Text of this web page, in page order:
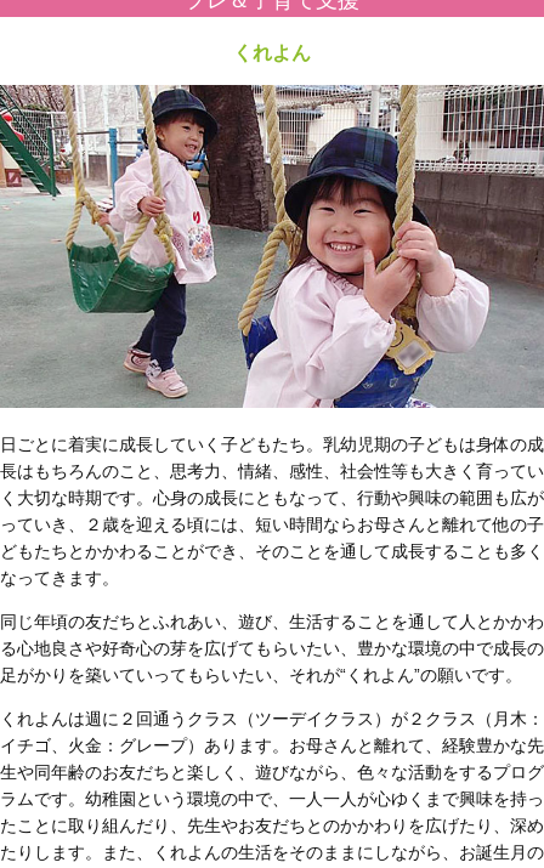
くれよん
日ごとに着実に成長していく子どもたち。乳幼児期の子どもは身体の成
長はもちろんのこと、思考力、情緒、感性、社会性等も大きく育ってい
く大切な時期です。心身の成長にともなって、行動や興味の範囲も広が
っていき、２歳を迎える頃には、短い時間ならお母さんと離れて他の子
どもたちとかかわることができ、そのことを通して成長することも多く
なってきます。
同じ年頃の友だちとふれあい、遊び、生活することを通して人とかかわ
る心地良さや好奇心の芽を広げてもらいたい、豊かな環境の中で成長の
足がかりを築いていってもらいたい、それが“くれよん”の願いです。
くれよんは週に２回通うクラス（ツーデイクラス）が２クラス（月木：
イチゴ、火金：グレープ）あります。お母さんと離れて、経験豊かな先
生や同年齢のお友だちと楽しく、遊びながら、色々な活動をするプログ
ラムです。幼稚園という環境の中で、一人一人が心ゆくまで興味を持っ
たことに取り組んだり、先生やお友だちとのかかわりを広げたり、深め
たりします。また、くれよんの生活をそのままにしながら、お誕生月の